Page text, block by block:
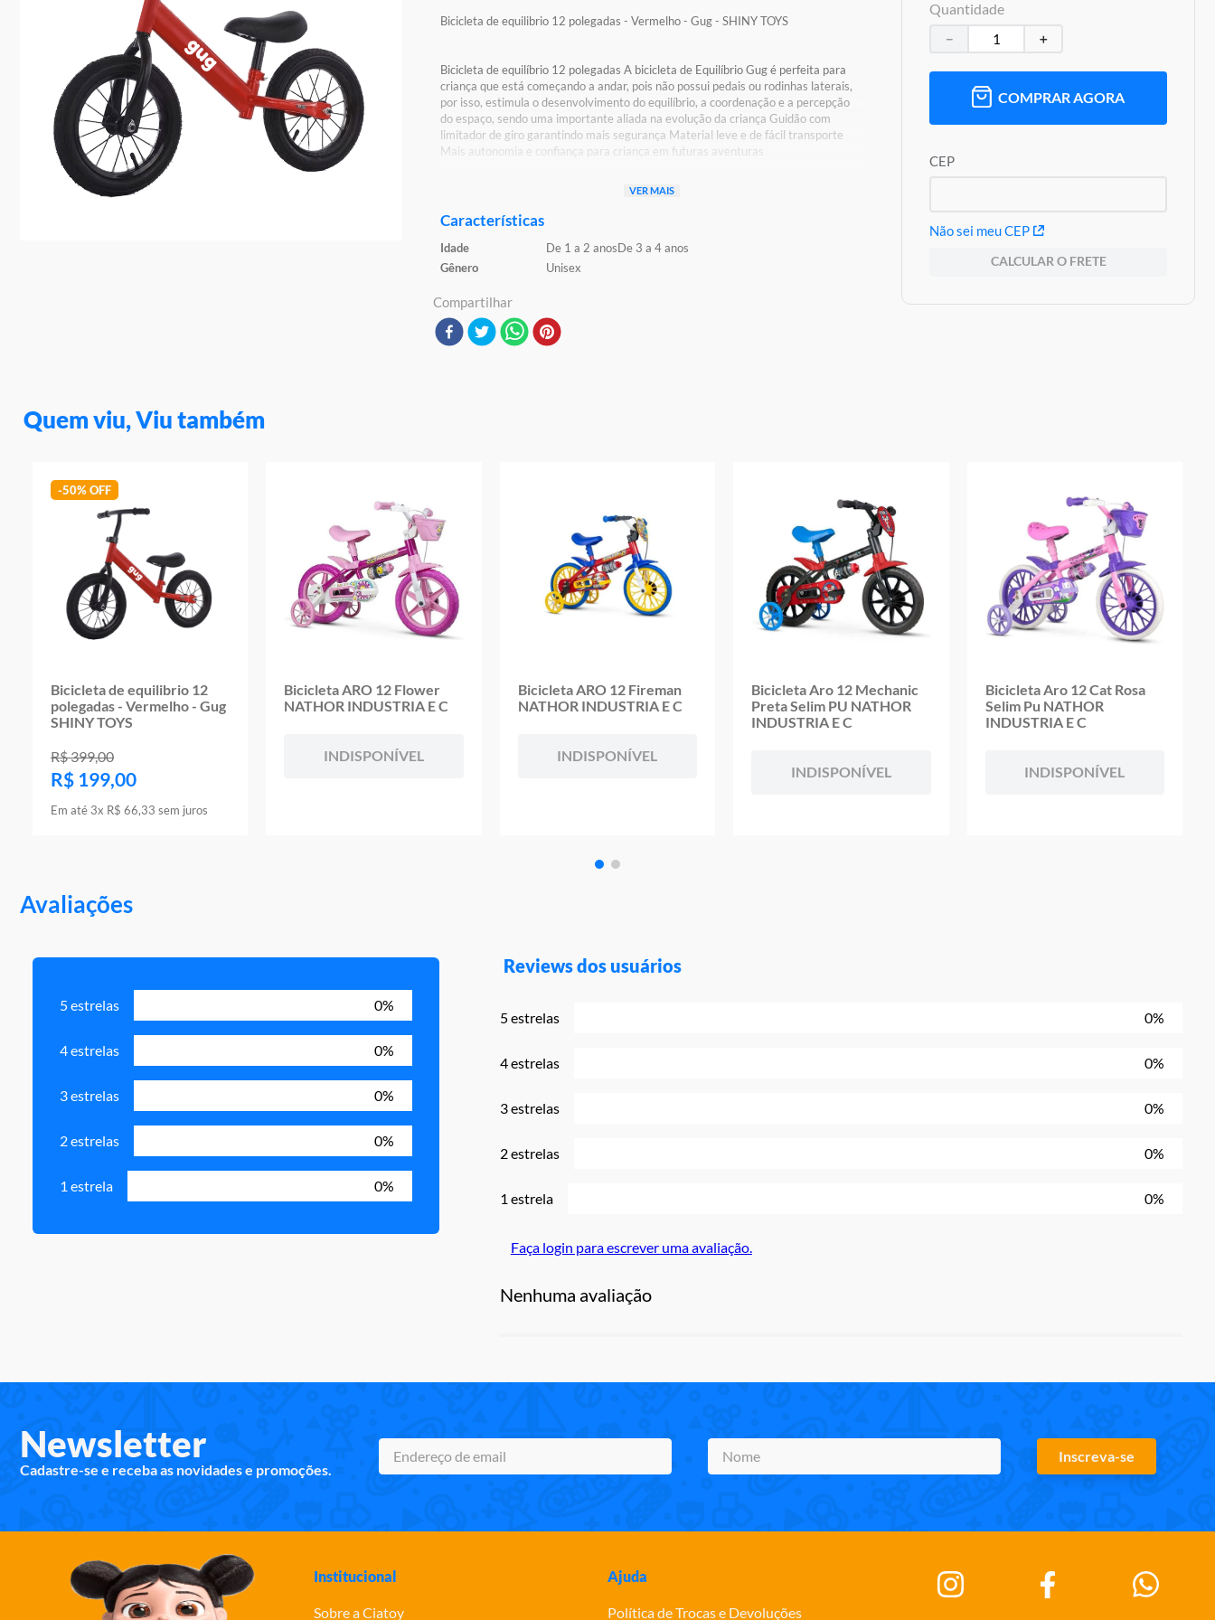
Bicicleta de equilibrio 12 polegadas - Vermelho - Gug - SHINY TOYS
Bicicleta de equilíbrio 12 polegadas A bicicleta de Equilíbrio Gug é perfeita para
criança que está começando a andar, pois não possui pedais ou rodinhas laterais,
por isso, estimula o desenvolvimento do equilíbrio, a coordenação e a percepção
do espaço, sendo uma importante aliada na evolução da criança Guidão com
limitador de giro garantindo mais segurança Material leve e de fácil transporte
Mais autonomia e confiança para criança em futuras aventuras
certificação de produtos) Registro: 006881/2023 OCP:0061
Características:
Conteúdo da embalagem: 01 bicicleta
Ref: 001913
Marca: Ciatoy
Modelo: Bicicleta de equilíbrio vermelho - 12 polegadas
Idade indicada: de 01 a 06 anos
VER MAIS
Características
Idade De 1 a 2 anosDe 3 a 4 anos
Gênero
Unisex
Compartilhar
Quantidade
＋
－
COMPRAR AGORA
CEP
Não sei meu CEP
CALCULAR O FRETE
Quem viu, Viu também
-50%
Bicicleta de equilibrio 12
polegadas - Vermelho - Gug
SHINY TOYS
R$399,00
R$ 199,00
Em até 3x R$ 66,33 sem juros
Bicicleta ARO 12 Flower
NATHOR INDUSTRIA E C
INDISPONÍVEL
Bicicleta ARO 12 Fireman
NATHOR INDUSTRIA E C
INDISPONÍVEL
Bicicleta Aro 12 Mechanic
Preta Selim PU NATHOR
INDUSTRIA E C
INDISPONÍVEL
Bicicleta Aro 12 Cat Rosa
Selim Pu NATHOR
INDUSTRIA E C
INDISPONÍVEL
Avaliações
5 estrelas 0%
4 estrelas 0%
3 estrelas 0%
2 estrelas 0%
1 estrela 0%
Reviews dos usuários
5 estrelas 0%
4 estrelas 0%
3 estrelas 0%
2 estrelas 0%
1 estrela 0%
Faça login para escrever uma avaliação.
Nenhuma avaliação
Newsletter
Cadastre-se e receba as novidades e promoções.
Inscreva-se
Institucional
Sobre a Ciatoy
Ajuda
Política de Trocas e Devoluções